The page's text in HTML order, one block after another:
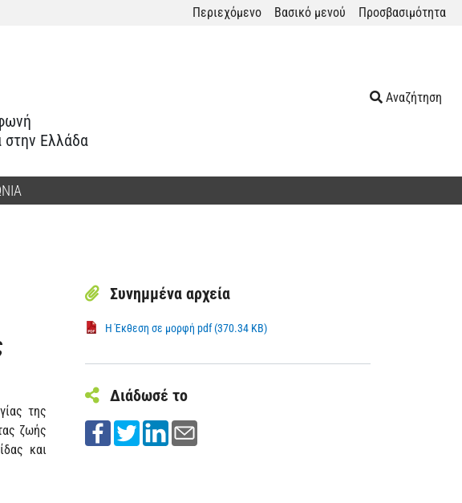
Περιεχόμενο Βασικό μενού Προσβασιμότητα
στην Ελλάδα
Αναζήτηση
της
ζωής
και
Συνημμένα αρχεία
Η Έκθεση σε μορφή pdf (370.34 KB)
Διάδωσέ το